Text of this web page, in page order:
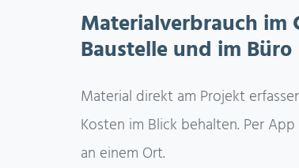
Materialverbrauch im
Baustelle und im Büro
Material direkt am Projekt
Kosten im Blick behalten. Per
an einem Ort.